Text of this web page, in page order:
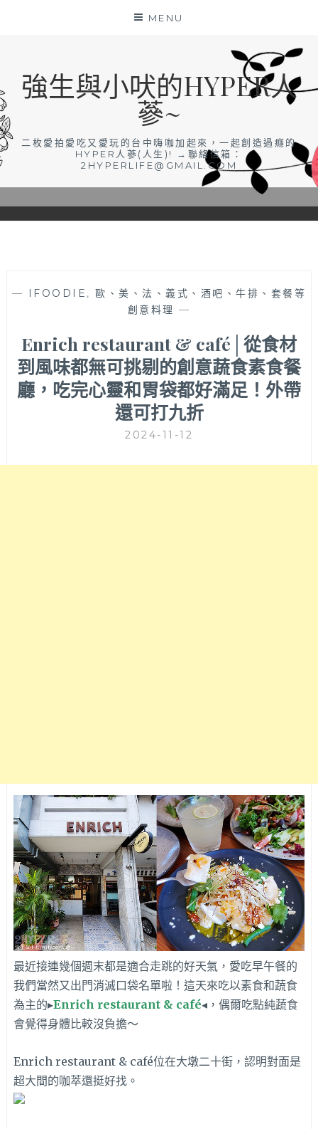
MENU
強生與小吠的HYPER人
蔘~
二枚愛拍愛吃又愛玩的台中嗨咖加起來，一起創造過癮的
HYPER人蔘(人生)! →聯絡信箱：
2HYPERLIFE@GMAIL.COM
— IFOODIE ,歐、美、法、義式、酒吧、牛排、套餐等
創意料理 —
Enrich restaurant & café│從食材
到風味都無可挑剔的創意蔬食素食餐
廳，吃完心靈和胃袋都好滿足！外帶
還可打九折
2024-11-12
最近接連幾個週末都是適合走跳的好天氣，愛吃早午餐的
我們當然又出門消滅口袋名單啦！這天來吃以素食和蔬食
為主的▸Enrich restaurant & café◂，偶爾吃點純蔬食
會覺得身體比較沒負擔～
Enrich restaurant & café位在大墩二十街，認明對面是
超大間的咖萃還挺好找。